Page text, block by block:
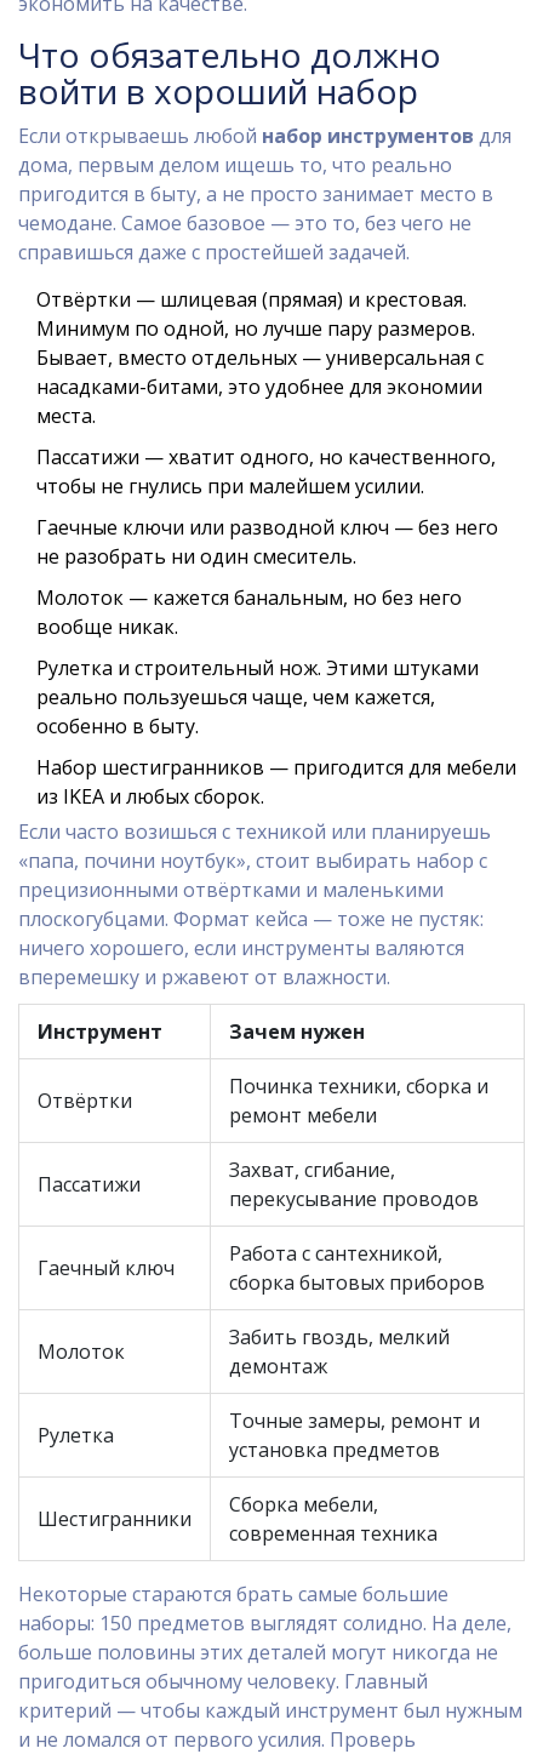
Что обязательно должно
войти в хороший набор
Если открываешь любой набор инструментов для
дома, первым делом ищешь то, что реально
пригодится в быту, а не просто занимает место в
чемодане. Самое базовое — это то, без чего не
справишься даже с простейшей задачей.
Отвёртки — шлицевая (прямая) и крестовая.
Минимум по одной, но лучше пару размеров.
Бывает, вместо отдельных — универсальная с
насадками-битами, это удобнее для экономии
места.
Пассатижи — хватит одного, но качественного,
чтобы не гнулись при малейшем усилии.
Гаечные ключи или разводной ключ — без него
не разобрать ни один смеситель.
Молоток — кажется банальным, но без него
вообще никак.
Рулетка и строительный нож. Этими штуками
реально пользуешься чаще, чем кажется,
особенно в быту.
Набор шестигранников — пригодится для мебели
из IKEA и любых сборок.
Если часто возишься с техникой или планируешь
«папа, почини ноутбук», стоит выбирать набор с
прецизионными отвёртками и маленькими
плоскогубцами. Формат кейса — тоже не пустяк:
ничего хорошего, если инструменты валяются
вперемешку и ржавеют от влажности.
Инструмент Зачем нужен
Отвёртки
Починка техники, сборка и
ремонт мебели
Пассатижи
Захват, сгибание,
перекусывание проводов
Гаечный ключ
Работа с сантехникой,
сборка бытовых приборов
Молоток
Забить гвоздь, мелкий
демонтаж
Рулетка
Точные замеры, ремонт и
установка предметов
Шестигранники
Сборка мебели,
современная техника
Некоторые стараются брать самые большие
наборы: 150 предметов выглядят солидно. На деле,
больше половины этих деталей могут никогда не
пригодиться обычному человеку. Главный
критерий — чтобы каждый инструмент был нужным
и не ломался от первого усилия. Проверь